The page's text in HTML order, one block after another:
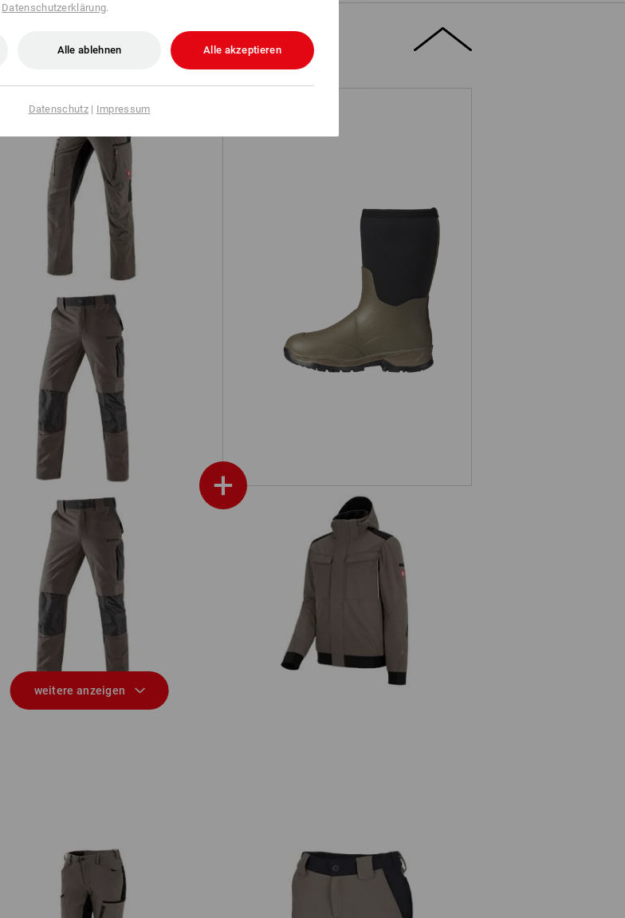
e.s. O4 Neopren Spezialberufsstiefel
Fides mid
+
Cargohose e.s.vision stretch, Herren
Funktions Bundhose e.s.dynashield
Winter Funktions Bundhose
e.s.dynashield
Winter Funktions Jacke e.s.dynashield
weitere anzeigen
Datenschutzerklärung.
Alle ablehnen Alle akzeptieren
Datenschutz| Impressum